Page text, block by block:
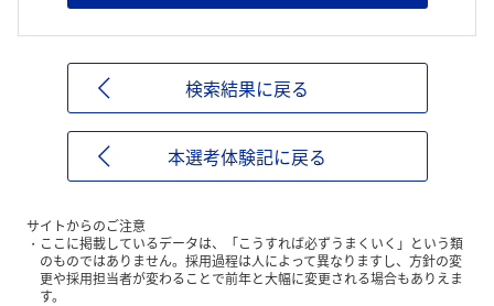
検索結果に戻る
本選考体験記に戻る
サイトからのご注意
ここに掲載しているデータは、「こうすれば必ずうまくいく」という類
のものではありません。採用過程は人によって異なりますし、方針の変
更や採用担当者が変わることで前年と大幅に変更される場合もありえま
す。